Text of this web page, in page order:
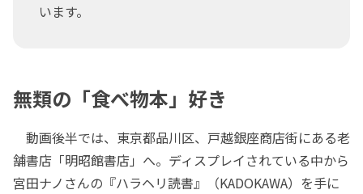
います。
無類の「食べ物本」好き
動画後半では、東京都品川区、戸越銀座商店街にある老
舗書店「明昭館書店」へ。ディスプレイされている中から
宮田ナノさんの『ハラヘリ読書』（KADOKAWA）を手に